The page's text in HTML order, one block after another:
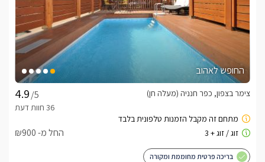
החופש לאהוב
/5
צימר בצפון, כפר חנניה (מעלה חן)
החל מ- ₪900
בריכה פרטית מחוממת ומקורה